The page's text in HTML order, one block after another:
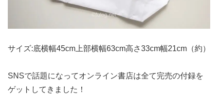
サイズ:底横幅45cm上部横幅63cm高さ33cm幅21cm（約）
SNSで話題になってオンライン書店は全て完売の付録を
ゲットしてきました！